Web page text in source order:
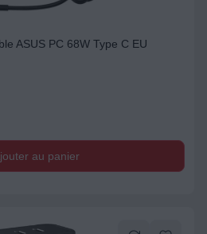
ASUS PC 68W Type C EU
au panier